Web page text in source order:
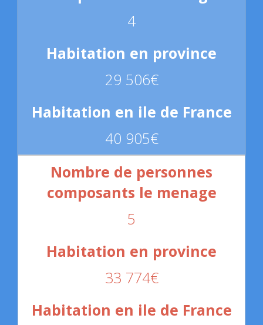
4
29 506€
40 905€
5
33 774€